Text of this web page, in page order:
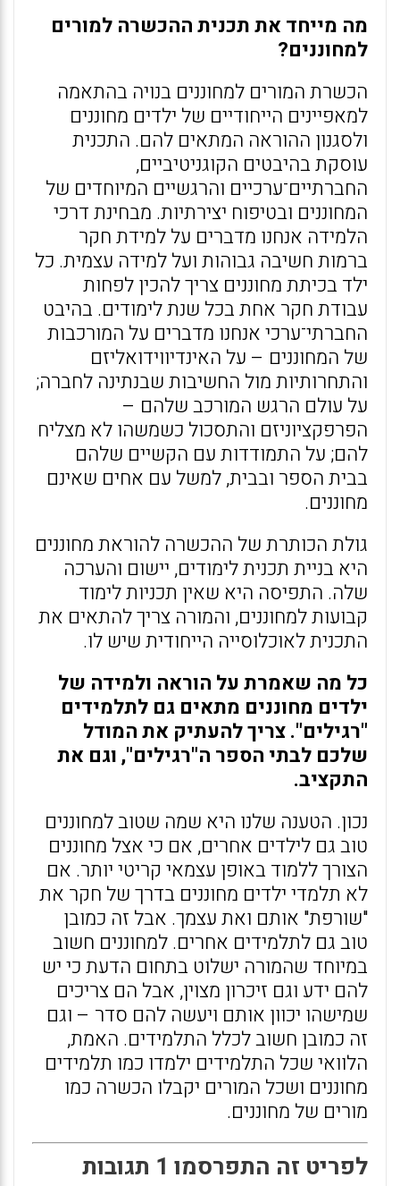
מה מייחד את תכנית ההכשרה למורים
למחוננים?
הכשרת המורים למחוננים בנויה בהתאמה
למאפיינים הייחודיים של ילדים מחוננים
ולסגנון ההוראה המתאים להם. התכנית
עוסקת בהיבטים הקוגניטיביים,
החברתיים־ערכיים והרגשיים המיוחדים של
המחוננים ובטיפוח יצירתיות. מבחינת דרכי
הלמידה אנחנו מדברים על למידת חקר
ברמות חשיבה גבוהות ועל למידה עצמית. כל
ילד בכיתת מחוננים צריך להכין לפחות
עבודת חקר אחת בכל שנת לימודים. בהיבט
החברתי־ערכי אנחנו מדברים על המורכבות
של המחוננים – על האינדיווידואליזם
והתחרותיות מול החשיבות שבנתינה לחברה;
על עולם הרגש המורכב שלהם –
הפרפקציוניזם והתסכול כשמשהו לא מצליח
להם; על התמודדות עם הקשיים שלהם
בבית הספר ובבית, למשל עם אחים שאינם
מחוננים.
גולת הכותרת של ההכשרה להוראת מחוננים
היא בניית תכנית לימודים, יישום והערכה
שלה. התפיסה היא שאין תכניות לימוד
קבועות למחוננים, והמורה צריך להתאים את
התכנית לאוכלוסייה הייחודית שיש לו.
כל מה שאמרת על הוראה ולמידה של
ילדים מחוננים מתאים גם לתלמידים
"רגילים". צריך להעתיק את המודל
שלכם לבתי הספר ה"רגילים", וגם את
התקציב.
נכון. הטענה שלנו היא שמה שטוב למחוננים
טוב גם לילדים אחרים, אם כי אצל מחוננים
הצורך ללמוד באופן עצמאי קריטי יותר. אם
לא תלמדי ילדים מחוננים בדרך של חקר את
"שורפת" אותם ואת עצמך. אבל זה כמובן
טוב גם לתלמידים אחרים. למחוננים חשוב
במיוחד שהמורה ישלוט בתחום הדעת כי יש
להם ידע וגם זיכרון מצוין, אבל הם צריכים
שמישהו יכוון אותם ויעשה להם סדר – וגם
זה כמובן חשוב לכלל התלמידים. האמת,
הלוואי שכל התלמידים ילמדו כמו תלמידים
מחוננים ושכל המורים יקבלו הכשרה כמו
מורים של מחוננים.
לפריט זה התפרסמו 1 תגובות